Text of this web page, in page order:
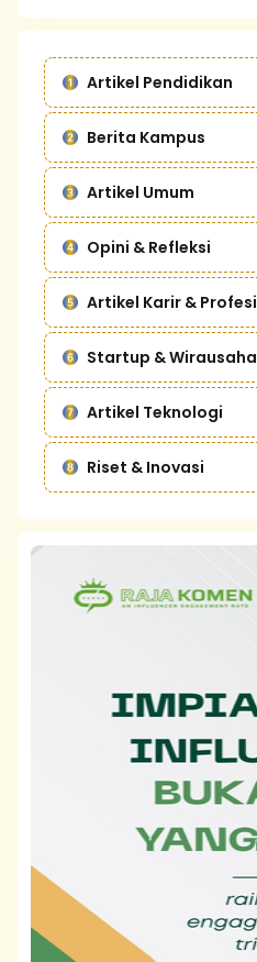
Artikel Pendidikan
Berita Kampus
Artikel Umum
Opini & Refleksi
Artikel Karir & Profesi
Startup & Wirausaha
Artikel Teknologi
Riset & Inovasi